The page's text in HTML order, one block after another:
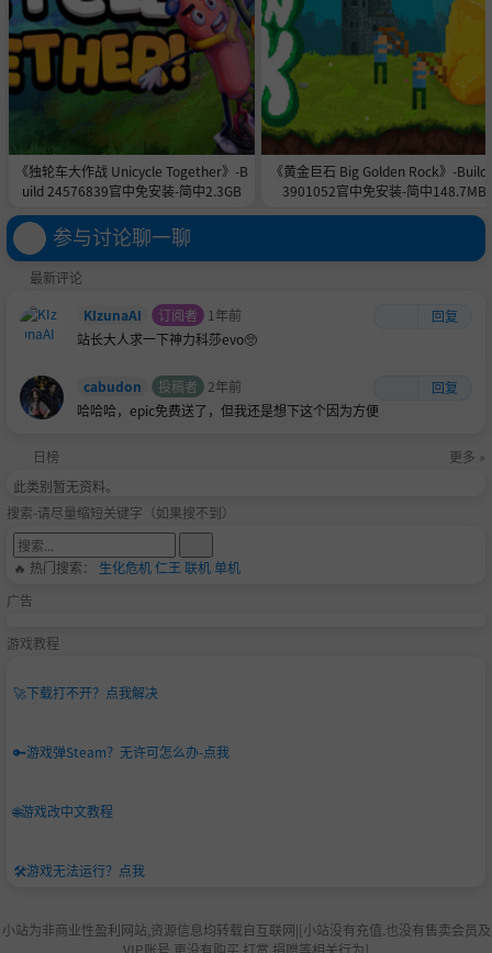
《独轮车大作战 Unicycle Together》-B
uild 24576839官中免安装-简中2.3GB
《黄金巨石 Big Golden Rock》-Build
3901052官中免安装-简中148.7MB
参与讨论聊一聊
最新评论
KIzunaAI
订阅者 1年前
回复
站长大人求一下神力科莎evo🥺
cabudon 投稿者 2年前
回复
哈哈哈，epic免费送了，但我还是想下这个因为方便
日榜
更多 »
此类别暂无资料。
搜索-请尽量缩短关键字（如果搜不到）
🔥 热门搜索： 生化危机仁王 联机单机
广告
游戏教程
🚀下载打不开？点我解决
🔑游戏弹Steam？无许可怎么办-点我
🌐游戏改中文教程
🛠️游戏无法运行？点我
小站为非商业性盈利网站,资源信息均转载自互联网|[小站没有充值.也没有售卖会员及
VIP账号.更没有购买,打赏,捐赠等相关行为]